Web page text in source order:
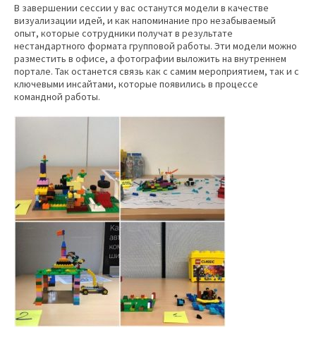
В завершении сессии у вас останутся модели в качестве
визуализации идей, и как напоминание про незабываемый
опыт, которые сотрудники получат в результате
нестандартного формата групповой работы. Эти модели можно
разместить в офисе, а фотографии выложить на внутреннем
портале. Так останется связь как с самим мероприятием, так и с
ключевыми инсайтами, которые появились в процессе
командной работы.